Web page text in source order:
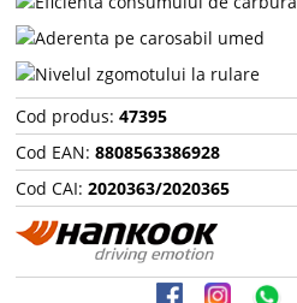
Cod produs: 47395
Cod EAN: 8808563386928
Cod CAI: 2020363/2020365